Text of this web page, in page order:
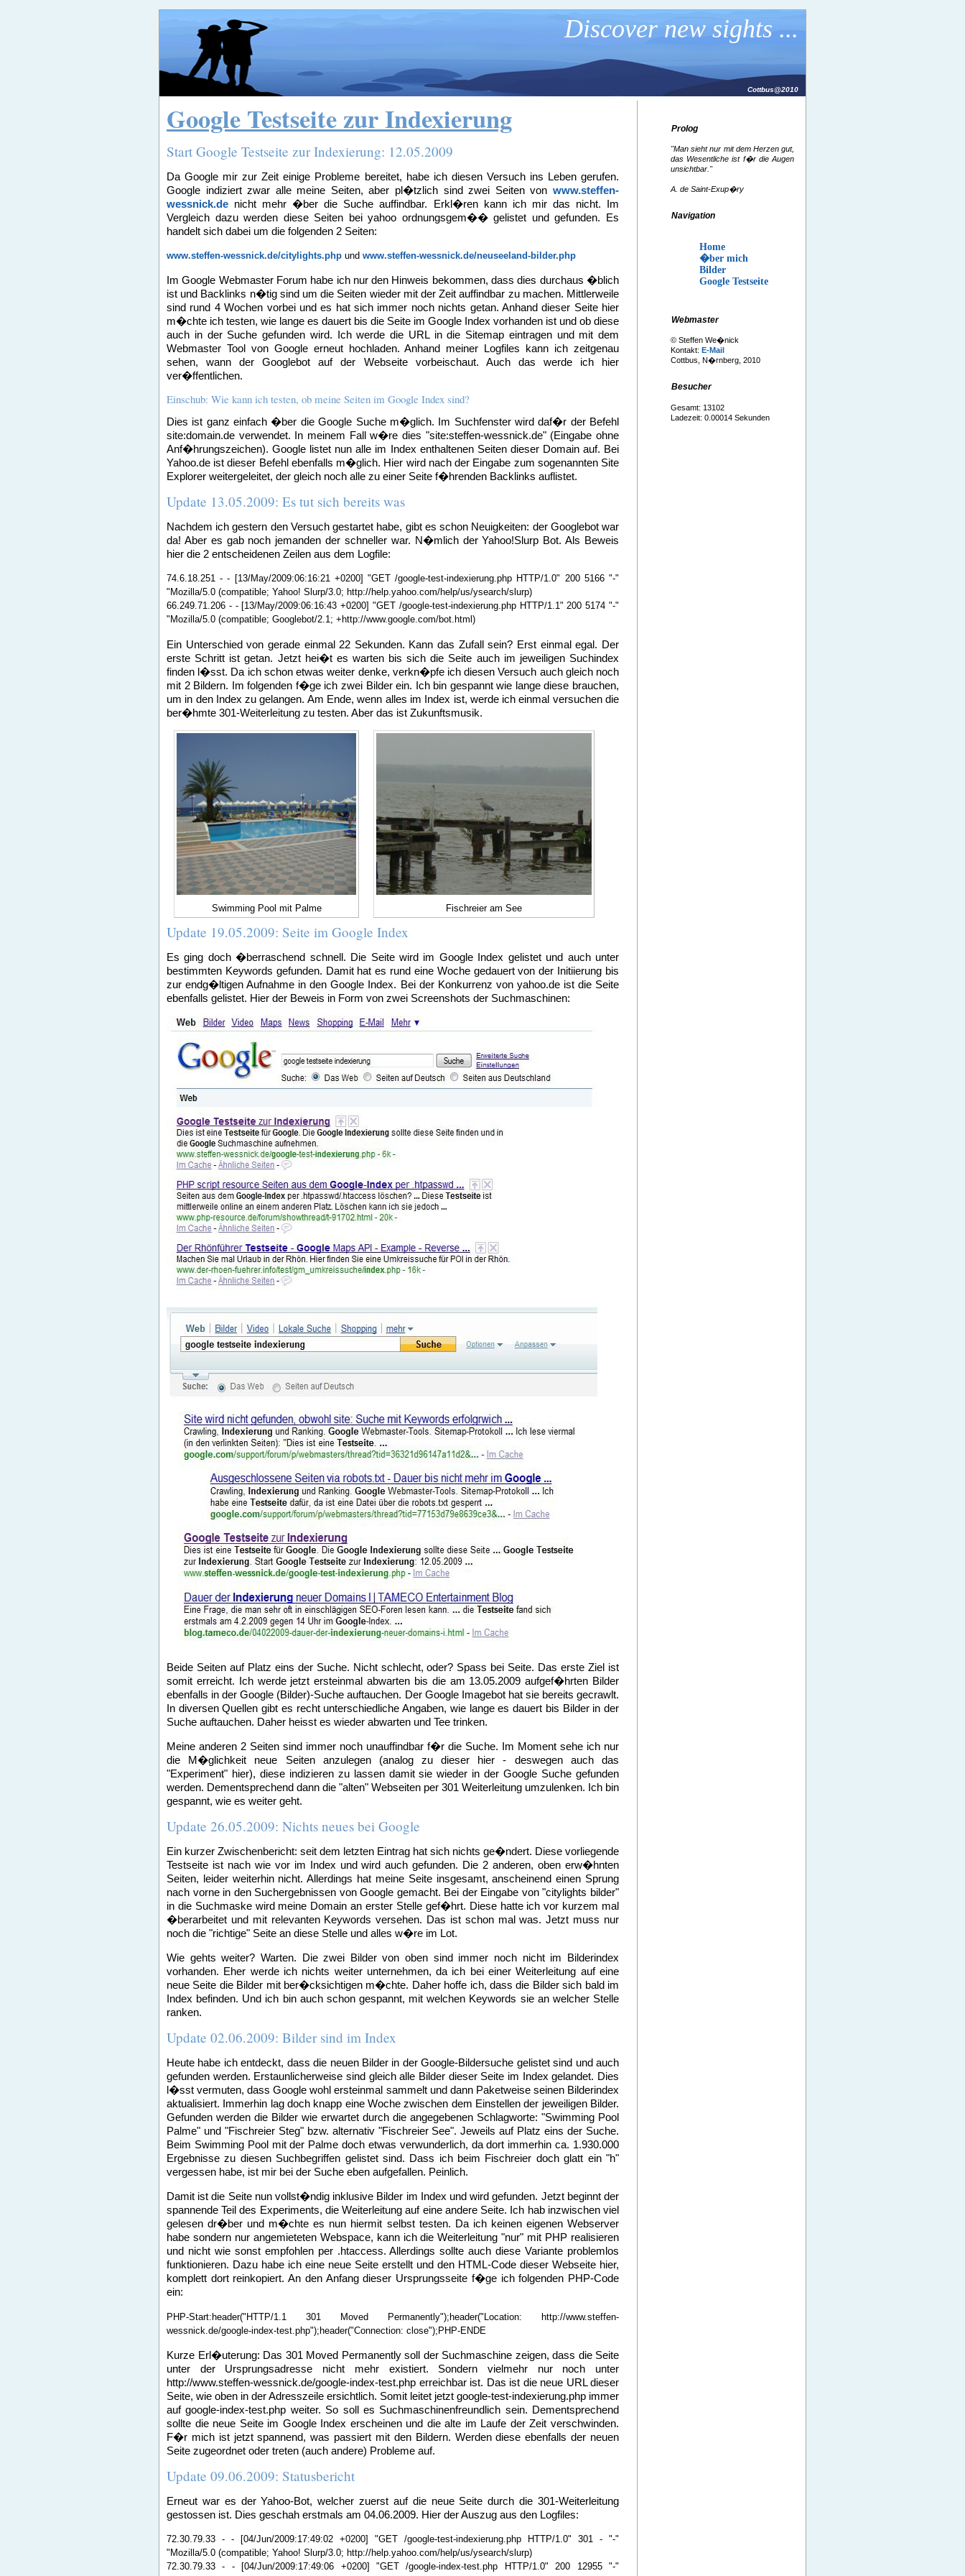
Discover new sights ...
Cottbus@2010
Prolog
"Man sieht nur mit dem Herzen gut,
das Wesentliche ist f�r die Augen
unsichtbar."
A. de Saint-Exup�ry
Navigation
Home
�ber mich
Bilder
Google Testseite
Webmaster
© Steffen We�nick
Kontakt:E-Mail
Cottbus, N�rnberg, 2010
Besucher
Gesamt: 13102
Ladezeit: 0.00014 Sekunden
Google Testseite zur Indexierung
Start Google Testseite zur Indexierung: 12.05.2009
Da Google mir zur Zeit einige Probleme bereitet, habe ich diesen Versuch ins Leben gerufen.
Google indiziert zwar alle meine Seiten, aber pl�tzlich sind zwei Seiten von www.steffen-
wessnick.de nicht mehr �ber die Suche auffindbar. Erkl�ren kann ich mir das nicht. Im
Vergleich dazu werden diese Seiten bei yahoo ordnungsgem�� gelistet und gefunden. Es
handelt sich dabei um die folgenden 2 Seiten:
www.steffen-wessnick.de/citylights.php und www.steffen-wessnick.de/neuseeland-bilder.php
Im Google Webmaster Forum habe ich nur den Hinweis bekommen, dass dies durchaus �blich
ist und Backlinks n�tig sind um die Seiten wieder mit der Zeit auffindbar zu machen. Mittlerweile
sind rund 4 Wochen vorbei und es hat sich immer noch nichts getan. Anhand dieser Seite hier
m�chte ich testen, wie lange es dauert bis die Seite im Google Index vorhanden ist und ob diese
auch in der Suche gefunden wird. Ich werde die URL in die Sitemap eintragen und mit dem
Webmaster Tool von Google erneut hochladen. Anhand meiner Logfiles kann ich zeitgenau
sehen, wann der Googlebot auf der Webseite vorbeischaut. Auch das werde ich hier
ver�ffentlichen.
Einschub: Wie kann ich testen, ob meine Seiten im Google Index sind?
Dies ist ganz einfach �ber die Google Suche m�glich. Im Suchfenster wird daf�r der Befehl
site:domain.de verwendet. In meinem Fall w�re dies "site:steffen-wessnick.de" (Eingabe ohne
Anf�hrungszeichen). Google listet nun alle im Index enthaltenen Seiten dieser Domain auf. Bei
Yahoo.de ist dieser Befehl ebenfalls m�glich. Hier wird nach der Eingabe zum sogenannten Site
Explorer weitergeleitet, der gleich noch alle zu einer Seite f�hrenden Backlinks auflistet.
Update 13.05.2009: Es tut sich bereits was
Nachdem ich gestern den Versuch gestartet habe, gibt es schon Neuigkeiten: der Googlebot war
da! Aber es gab noch jemanden der schneller war. N�mlich der Yahoo!Slurp Bot. Als Beweis
hier die 2 entscheidenen Zeilen aus dem Logfile:
74.6.18.251 - - [13/May/2009:06:16:21 +0200] "GET /google-test-indexierung.php HTTP/1.0" 200 5166 "-"
"Mozilla/5.0 (compatible; Yahoo! Slurp/3.0; http://help.yahoo.com/help/us/ysearch/slurp)
66.249.71.206 - - [13/May/2009:06:16:43 +0200] "GET /google-test-indexierung.php HTTP/1.1" 200 5174 "-"
"Mozilla/5.0 (compatible; Googlebot/2.1; +http://www.google.com/bot.html)
Ein Unterschied von gerade einmal 22 Sekunden. Kann das Zufall sein? Erst einmal egal. Der
erste Schritt ist getan. Jetzt hei�t es warten bis sich die Seite auch im jeweiligen Suchindex
finden l�sst. Da ich schon etwas weiter denke, verkn�pfe ich diesen Versuch auch gleich noch
mit 2 Bildern. Im folgenden f�ge ich zwei Bilder ein. Ich bin gespannt wie lange diese brauchen,
um in den Index zu gelangen. Am Ende, wenn alles im Index ist, werde ich einmal versuchen die
ber�hmte 301-Weiterleitung zu testen. Aber das ist Zukunftsmusik.
Swimming Pool mit Palme Fischreier am See
Update 19.05.2009: Seite im Google Index
Es ging doch �berraschend schnell. Die Seite wird im Google Index gelistet und auch unter
bestimmten Keywords gefunden. Damit hat es rund eine Woche gedauert von der Initiierung bis
zur endg�ltigen Aufnahme in den Google Index. Bei der Konkurrenz von yahoo.de ist die Seite
ebenfalls gelistet. Hier der Beweis in Form von zwei Screenshots der Suchmaschinen:
Beide Seiten auf Platz eins der Suche. Nicht schlecht, oder? Spass bei Seite. Das erste Ziel ist
somit erreicht. Ich werde jetzt ersteinmal abwarten bis die am 13.05.2009 aufgef�hrten Bilder
ebenfalls in der Google (Bilder)-Suche auftauchen. Der Google Imagebot hat sie bereits gecrawlt.
In diversen Quellen gibt es recht unterschiedliche Angaben, wie lange es dauert bis Bilder in der
Suche auftauchen. Daher heisst es wieder abwarten und Tee trinken.
Meine anderen 2 Seiten sind immer noch unauffindbar f�r die Suche. Im Moment sehe ich nur
die M�glichkeit neue Seiten anzulegen (analog zu dieser hier - deswegen auch das
"Experiment" hier), diese indizieren zu lassen damit sie wieder in der Google Suche gefunden
werden. Dementsprechend dann die "alten" Webseiten per 301 Weiterleitung umzulenken. Ich bin
gespannt, wie es weiter geht.
Update 26.05.2009: Nichts neues bei Google
Ein kurzer Zwischenbericht: seit dem letzten Eintrag hat sich nichts ge�ndert. Diese vorliegende
Testseite ist nach wie vor im Index und wird auch gefunden. Die 2 anderen, oben erw�hnten
Seiten, leider weiterhin nicht. Allerdings hat meine Seite insgesamt, anscheinend einen Sprung
nach vorne in den Suchergebnissen von Google gemacht. Bei der Eingabe von "citylights bilder"
in die Suchmaske wird meine Domain an erster Stelle gef�hrt. Diese hatte ich vor kurzem mal
�berarbeitet und mit relevanten Keywords versehen. Das ist schon mal was. Jetzt muss nur
noch die "richtige" Seite an diese Stelle und alles w�re im Lot.
Wie gehts weiter? Warten. Die zwei Bilder von oben sind immer noch nicht im Bilderindex
vorhanden. Eher werde ich nichts weiter unternehmen, da ich bei einer Weiterleitung auf eine
neue Seite die Bilder mit ber�cksichtigen m�chte. Daher hoffe ich, dass die Bilder sich bald im
Index befinden. Und ich bin auch schon gespannt, mit welchen Keywords sie an welcher Stelle
ranken.
Update 02.06.2009: Bilder sind im Index
Heute habe ich entdeckt, dass die neuen Bilder in der Google-Bildersuche gelistet sind und auch
gefunden werden. Erstaunlicherweise sind gleich alle Bilder dieser Seite im Index gelandet. Dies
l�sst vermuten, dass Google wohl ersteinmal sammelt und dann Paketweise seinen Bilderindex
aktualisiert. Immerhin lag doch knapp eine Woche zwischen dem Einstellen der jeweiligen Bilder.
Gefunden werden die Bilder wie erwartet durch die angegebenen Schlagworte: "Swimming Pool
Palme" und "Fischreier Steg" bzw. alternativ "Fischreier See". Jeweils auf Platz eins der Suche.
Beim Swimming Pool mit der Palme doch etwas verwunderlich, da dort immerhin ca. 1.930.000
Ergebnisse zu diesen Suchbegriffen gelistet sind. Dass ich beim Fischreier doch glatt ein "h"
vergessen habe, ist mir bei der Suche eben aufgefallen. Peinlich.
Damit ist die Seite nun vollst�ndig inklusive Bilder im Index und wird gefunden. Jetzt beginnt der
spannende Teil des Experiments, die Weiterleitung auf eine andere Seite. Ich hab inzwischen viel
gelesen dr�ber und m�chte es nun hiermit selbst testen. Da ich keinen eigenen Webserver
habe sondern nur angemieteten Webspace, kann ich die Weiterleitung "nur" mit PHP realisieren
und nicht wie sonst empfohlen per .htaccess. Allerdings sollte auch diese Variante problemlos
funktionieren. Dazu habe ich eine neue Seite erstellt und den HTML-Code dieser Webseite hier,
komplett dort reinkopiert. An den Anfang dieser Ursprungsseite f�ge ich folgenden PHP-Code
ein:
PHP-Start:header("HTTP/1.1 301 Moved Permanently");header("Location: http://www.steffen-
wessnick.de/google-index-test.php");header("Connection: close");PHP-ENDE
Kurze Erl�uterung: Das 301 Moved Permanently soll der Suchmaschine zeigen, dass die Seite
unter der Ursprungsadresse nicht mehr existiert. Sondern vielmehr nur noch unter
http://www.steffen-wessnick.de/google-index-test.php erreichbar ist. Das ist die neue URL dieser
Seite, wie oben in der Adresszeile ersichtlich. Somit leitet jetzt google-test-indexierung.php immer
auf google-index-test.php weiter. So soll es Suchmaschinenfreundlich sein. Dementsprechend
sollte die neue Seite im Google Index erscheinen und die alte im Laufe der Zeit verschwinden.
F�r mich ist jetzt spannend, was passiert mit den Bildern. Werden diese ebenfalls der neuen
Seite zugeordnet oder treten (auch andere) Probleme auf.
Update 09.06.2009: Statusbericht
Erneut war es der Yahoo-Bot, welcher zuerst auf die neue Seite durch die 301-Weiterleitung
gestossen ist. Dies geschah erstmals am 04.06.2009. Hier der Auszug aus den Logfiles:
72.30.79.33 - - [04/Jun/2009:17:49:02 +0200] "GET /google-test-indexierung.php HTTP/1.0" 301 - "-"
"Mozilla/5.0 (compatible; Yahoo! Slurp/3.0; http://help.yahoo.com/help/us/ysearch/slurp)
72.30.79.33 - - [04/Jun/2009:17:49:06 +0200] "GET /google-index-test.php HTTP/1.0" 200 12955 "-"